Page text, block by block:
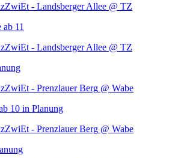
- Landsberger Allee @ TZ
11
- Landsberger Allee @ TZ
- Prenzlauer Berg @ Wabe
10 in Planung
- Prenzlauer Berg @ Wabe